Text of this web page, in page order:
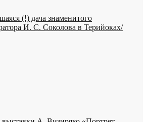
(!) дача знаменитого
И. С. Соколова в Терийоках/